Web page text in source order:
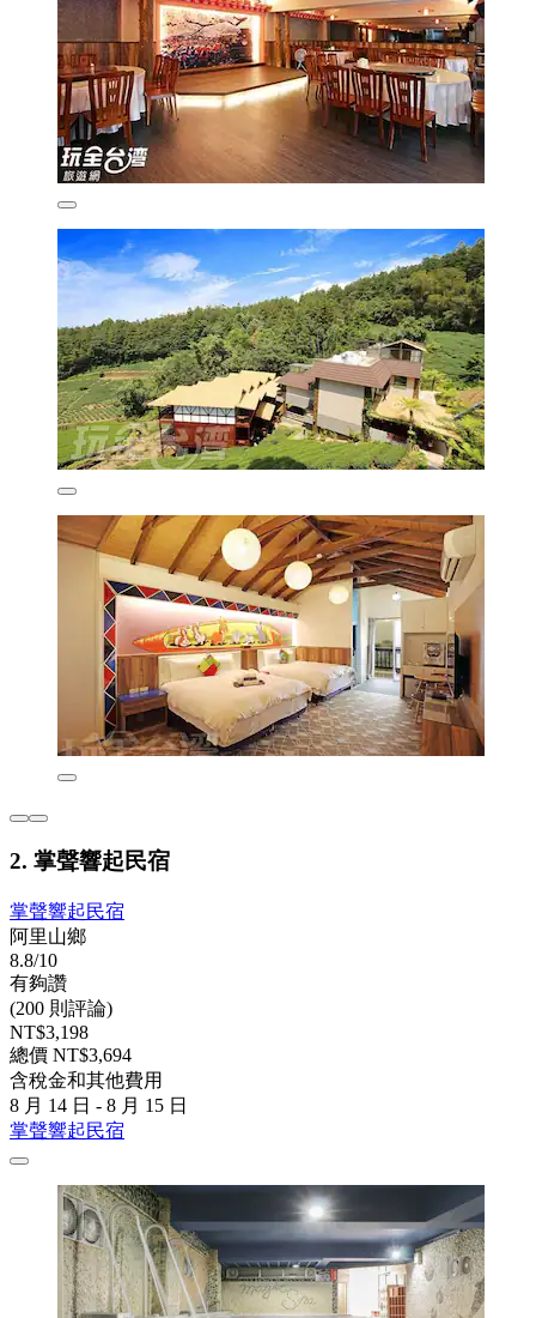
2. 掌聲響起民宿
掌聲響起民宿
阿里山鄉
8.8/10
有夠讚
(200 則評論)
NT$3,198
總價 NT$3,694
含稅金和其他費用
8 月 14 日 - 8 月 15 日
掌聲響起民宿